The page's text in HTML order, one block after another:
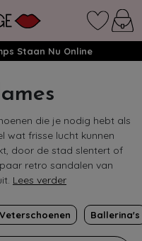
Staan Nu Online
die je nodig hebt als
wat frisse lucht kunnen
door de stad slentert of
retro sandalen van
Lees verder
Veterschoenen Ballerina's